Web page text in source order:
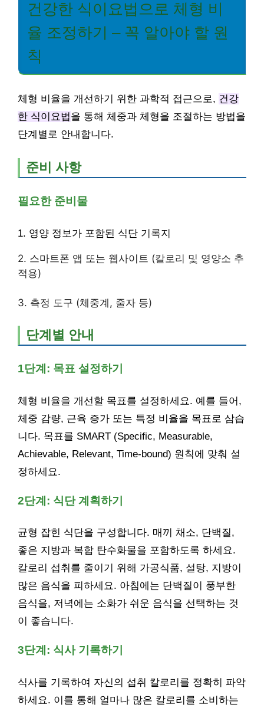
건강한 식이요법으로 체형 비
율 조정하기 – 꼭 알아야 할 원
칙
체형 비율을 개선하기 위한 과학적 접근으로, 건강
한 식이요법을 통해 체중과 체형을 조절하는 방법을
단계별로 안내합니다.
준비 사항
필요한 준비물
1. 영양 정보가 포함된 식단 기록지
2. 스마트폰 앱 또는 웹사이트 (칼로리 및 영양소 추
적용)
3. 측정 도구 (체중계, 줄자 등)
단계별 안내
1단계: 목표 설정하기
체형 비율을 개선할 목표를 설정하세요. 예를 들어,
체중 감량, 근육 증가 또는 특정 비율을 목표로 삼습
니다. 목표를 SMART (Specific, Measurable,
Achievable, Relevant, Time-bound) 원칙에 맞춰 설
정하세요.
2단계: 식단 계획하기
균형 잡힌 식단을 구성합니다. 매끼 채소, 단백질,
좋은 지방과 복합 탄수화물을 포함하도록 하세요.
칼로리 섭취를 줄이기 위해 가공식품, 설탕, 지방이
많은 음식을 피하세요. 아침에는 단백질이 풍부한
음식을, 저녁에는 소화가 쉬운 음식을 선택하는 것
이 좋습니다.
3단계: 식사 기록하기
식사를 기록하여 자신의 섭취 칼로리를 정확히 파악
하세요. 이를 통해 얼마나 많은 칼로리를 소비하는